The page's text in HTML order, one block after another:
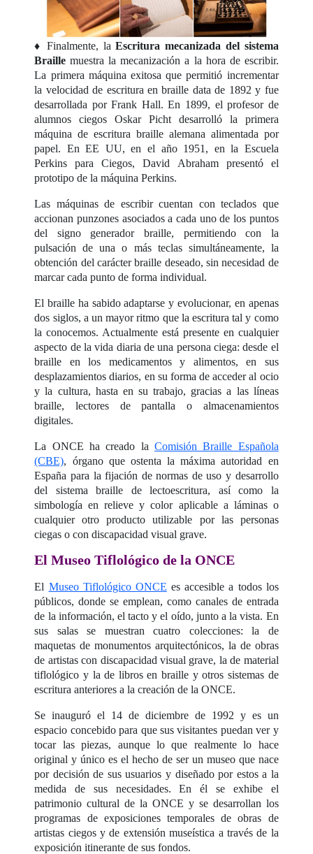
♦ Finalmente, laEscritura mecanizada del sistema
Braille muestra la mecanización a la hora de escribir.
La primera máquina exitosa que permitió incrementar
la velocidad de escritura en braille data de 1892 y fue
desarrollada por Frank Hall. En 1899, el profesor de
alumnos ciegos Oskar Picht desarrolló la primera
máquina de escritura braille alemana alimentada por
papel. En EE UU, en el año 1951, en la Escuela
Perkins para Ciegos, David Abraham presentó el
prototipo de la máquina Perkins.
Las máquinas de escribir cuentan con teclados que
accionan punzones asociados a cada uno de los puntos
del signo generador braille, permitiendo con la
pulsación de una o más teclas simultáneamente, la
obtención del carácter braille deseado, sin necesidad de
marcar cada punto de forma individual.
El braille ha sabido adaptarse y evolucionar, en apenas
dos siglos, a un mayor ritmo que la escritura tal y como
la conocemos. Actualmente está presente en cualquier
aspecto de la vida diaria de una persona ciega: desde el
braille en los medicamentos y alimentos, en sus
desplazamientos diarios, en su forma de acceder al ocio
y la cultura, hasta en su trabajo, gracias a las líneas
braille, lectores de pantalla o almacenamientos
digitales.
La ONCE ha creado la Comisión Braille Española
(CBE), órgano que ostenta la máxima autoridad en
España para la fijación de normas de uso y desarrollo
del sistema braille de lectoescritura, así como la
simbología en relieve y color aplicable a láminas o
cualquier otro producto utilizable por las personas
ciegas o con discapacidad visual grave.
El Museo Tiflológico de la ONCE
El Museo Tiflológico ONCE es accesible a todos los
públicos, donde se emplean, como canales de entrada
de la información, el tacto y el oído, junto a la vista. En
sus salas se muestran cuatro colecciones: la de
maquetas de monumentos arquitectónicos, la de obras
de artistas con discapacidad visual grave, la de material
tiflológico y la de libros en braille y otros sistemas de
escritura anteriores a la creación de la ONCE.
Se inauguró el 14 de diciembre de 1992 y es un
espacio concebido para que sus visitantes puedan ver y
tocar las piezas, aunque lo que realmente lo hace
original y único es el hecho de ser un museo que nace
por decisión de sus usuarios y diseñado por estos a la
medida de sus necesidades. En él se exhibe el
patrimonio cultural de la ONCE y se desarrollan los
programas de exposiciones temporales de obras de
artistas ciegos y de extensión museística a través de la
exposición itinerante de sus fondos.